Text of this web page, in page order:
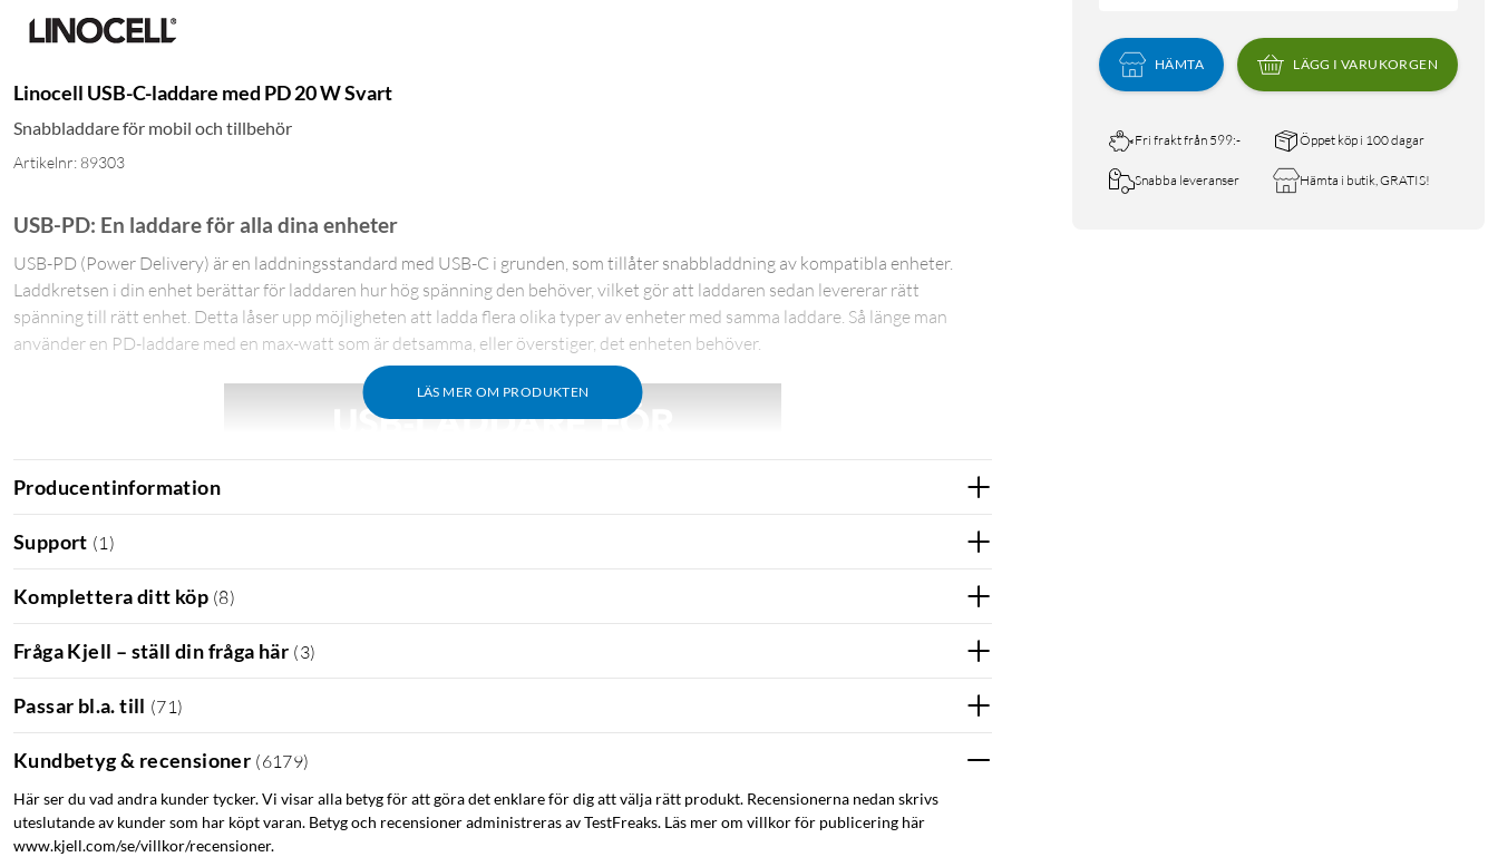
HÄMTA LÄGG I VARUKORGEN
Fri frakt från 599:- Öppet köp i 100 dagar
Snabba leveranser Hämta i butik, GRATIS!
Linocell USB-C-laddare med PD 20 W Svart
Snabbladdare för mobil och tillbehör
Artikelnr: 89303
LÄS MER OM PRODUKTEN
USB-PD: En laddare för alla dina enheter
USB-PD (Power Delivery) är en laddningsstandard med USB-C i grunden, som tillåter snabbladdning av kompatibla enheter.
Laddkretsen i din enhet berättar för laddaren hur hög spänning den behöver, vilket gör att laddaren sedan levererar rätt
spänning till rätt enhet. Detta låser upp möjligheten att ladda flera olika typer av enheter med samma laddare. Så länge man
använder en PD-laddare med en max-watt som är detsamma, eller överstiger, det enheten behöver.
Producentinformation
Support (1 )
Komplettera ditt köp (8)
Fråga Kjell – ställ din fråga här (3)
Passar bl.a. till (71 )
Kundbetyg & recensioner (6179)
Här ser du vad andra kunder tycker. Vi visar alla betyg för att göra det enklare för dig att välja rätt produkt. Recensionerna nedan skrivs
uteslutande av kunder som har köpt varan. Betyg och recensioner administreras av TestFreaks. Läs mer om villkor för publicering här
www.kjell.com/se/villkor/recensioner.